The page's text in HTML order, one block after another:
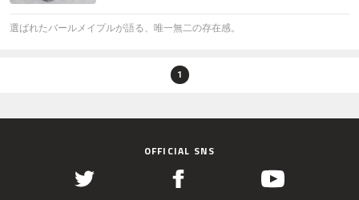
選ばれたバールメイプルが語る、唯一無二の存在感。
1
OFFICIAL SNS